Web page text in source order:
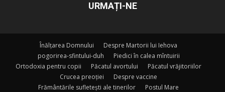
URMAȚI-NE
Înălțarea Domnului
Despre Martorii lui Iehova
pogorirea-sfintului-duh
Piedici în calea mîntuirii
Ortodoxia pentru copii
Păcatul avortului
Păcatul vrăjitoriilor
Crucea preoției
Despre vaccine
Frământările sufletești ale tinerilor
Postul Mare